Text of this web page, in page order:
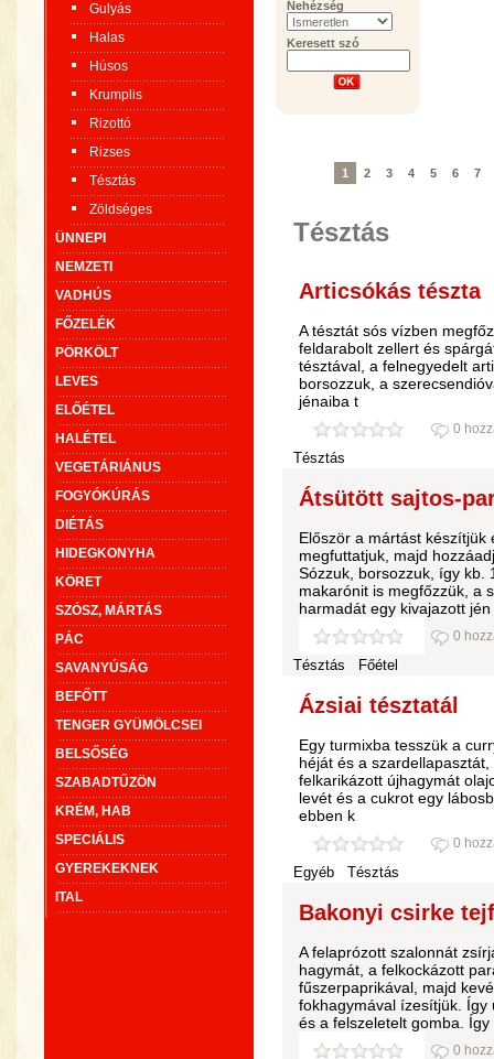
Gulyás
Halas
Húsos
Krumplis
Rizottó
Rizses
Tésztás
Zöldséges
ÜNNEPI
NEMZETI
VADHÚS
FŐZELÉK
PÖRKÖLT
LEVES
ELŐÉTEL
HALÉTEL
VEGETÁRIÁNUS
FOGYÓKÚRÁS
DIÉTÁS
HIDEGKONYHA
KÖRET
SZÓSZ, MÁRTÁS
PÁC
SAVANYÚSÁG
BEFŐTT
TENGER GYÜMÖLCSEI
BELSŐSÉG
SZABADTŰZÖN
KRÉM, HAB
SPECIÁLIS
GYEREKEKNEK
ITAL
Nehézség
Keresett szó
1 2 3 4 5 6 7
Tésztás
Articsókás tészta
A tésztát sós vízben
feldarabolt zellert és
tésztával, a felnegyedelt
borsozzuk, a
jénaiba t
0
Tésztás
Átsütött sajtos-
Először a mártást
megfuttatjuk, majd
Sózzuk, borsozzuk, így kb.
makarónit is megfőzzük, a
harmadát egy kivajazott jén
0
Tésztás
Főétel
Ázsiai tésztatál
Egy turmixba tesszük a
héját és a
felkarikázott újhagymát
levét és a cukrot egy
ebben k
0
Egyéb
Tésztás
Bakonyi csirke
A felaprózott szalonnát
hagymát, a felkockázott
fűszerpaprikával, majd
fokhagymával ízesítjük.
és a felszeletelt gomba. Így
0